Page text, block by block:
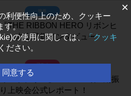
THE RIBBON HERO リボンヒ
』内山昂輝インタビュー
08 18:00
映画
却バッテリー』TVアニメ第1期振
上映会公式レポート！
アニメ
×
利便性向上のため、クッキー
す。
の使用に関しては、「クッキ
ださい。
同意する